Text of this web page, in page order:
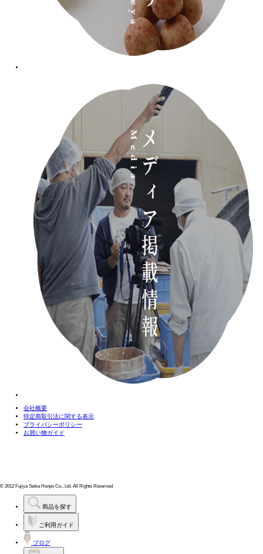
会社概要
特定商取引法に関する表示
プライバシーポリシー
お買い物ガイド
© 2012 Fujiya Seika Honpo Co., Ltd. All Rights Reserved
商品を探す
ご利用ガイド
ブログ